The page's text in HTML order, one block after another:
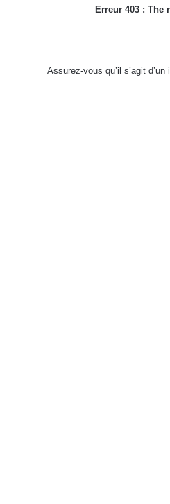
Erreur 403 : The
Assurez-vous qu’il s’agit